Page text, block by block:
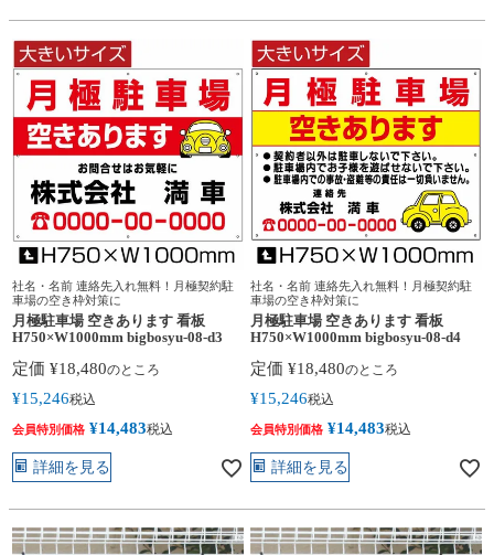
社名・名前 連絡先入れ無料！月極契約駐
車場の空き枠対策に
月極駐車場 空きあります 看板
H750×W1000mm bigbosyu-08-d3
定価 ¥18,480のところ
¥15,246税込
会員特別価格 ¥14,483税込
詳細を見る
社名・名前 連絡先入れ無料！月極契約駐
車場の空き枠対策に
月極駐車場 空きあります 看板
H750×W1000mm bigbosyu-08-d4
定価 ¥18,480のところ
¥15,246税込
会員特別価格 ¥14,483税込
詳細を見る